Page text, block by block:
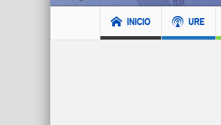
INICIO URE